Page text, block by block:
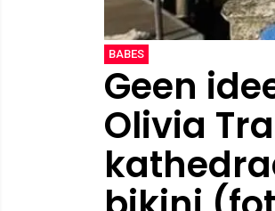
BABES
Geen
Olivia